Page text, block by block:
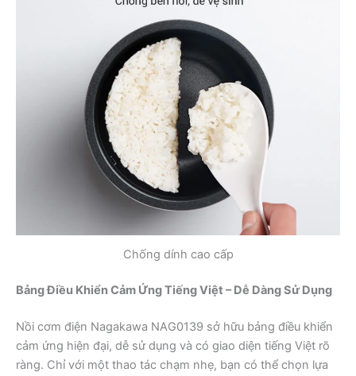
Chống dính cao cấp
Bảng Điều Khiển Cảm Ứng Tiếng Việt – Dễ Dàng Sử Dụng
Nồi cơm điện Nagakawa NAG0139 sở hữu bảng điều khiển
cảm ứng hiện đại, dễ sử dụng và có giao diện tiếng Việt rõ
ràng. Chỉ với một thao tác chạm nhẹ, bạn có thể chọn lựa